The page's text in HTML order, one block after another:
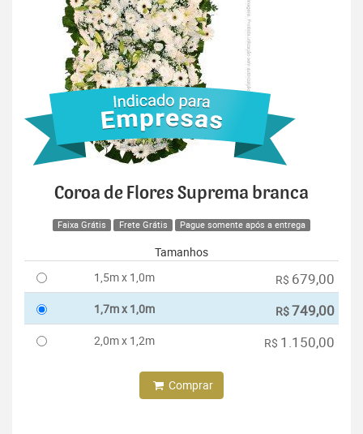
Coroa de Flores Suprema branca
Faixa Grátis Frete Grátis Pague somente após a entrega
Tamanhos
1,5m x 1,0m
R$ 679,00
1,7m x 1,0m R$749,00
2,0m x 1,2m R$ 1.150,00
Comprar